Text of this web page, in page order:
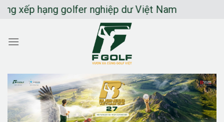
Chuyển
dung
golfer nghiệp dư Việt Nam